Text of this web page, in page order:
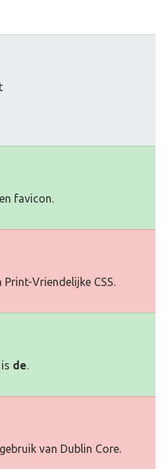
favicon.
Vriendelijke CSS.
de.
van Dublin Core.